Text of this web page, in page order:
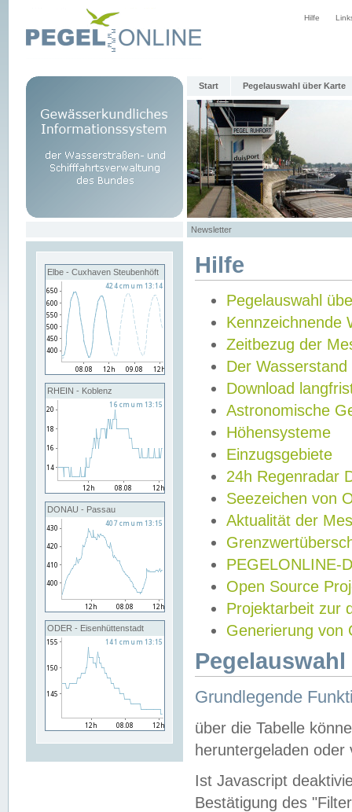
Hilfe
Start Pegelauswahl über Karte
Newsletter
Elbe - Cuxhaven Steubenhöft
RHEIN - Koblenz
DONAU - Passau
ODER - Eisenhüttenstadt
Hilfe
Pegelauswahl
Kennzeichnende
Zeitbezug der
Der Wasserstand
Download
Astronomische
Höhensysteme
Einzugsgebiete
24h Regenradar
Seezeichen von
Aktualität der
PEGELONLINE-
Open Source
Projektarbeit zur
Generierung von
Grundlegende
über die Tabelle
heruntergeladen oder
Ist Javascript
Bestätigung des